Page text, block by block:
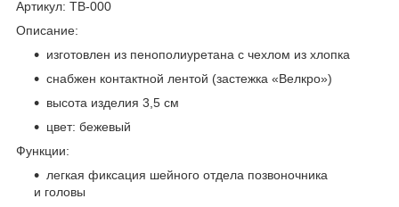
Артикул: ТВ-000
Описание:
изготовлен из пенополиуретана с чехлом из хлопка
снабжен контактной лентой (застежка «Велкро»)
высота изделия 3,5 см
цвет: бежевый
Функции:
легкая фиксация шейного отдела позвоночника
и головы